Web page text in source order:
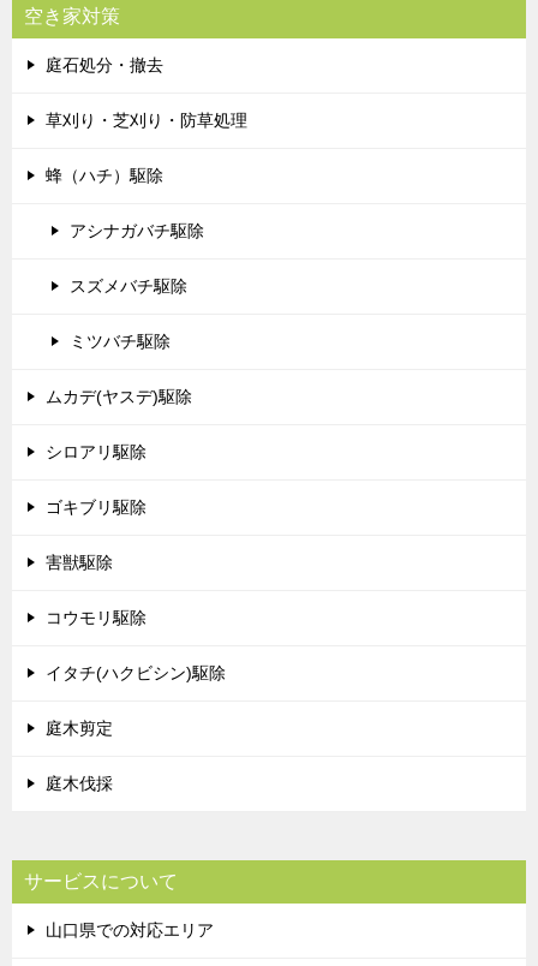
空き家対策
庭石処分・撤去
草刈り・芝刈り・防草処理
蜂（ハチ）駆除
アシナガバチ駆除
スズメバチ駆除
ミツバチ駆除
ムカデ(ヤスデ)駆除
シロアリ駆除
ゴキブリ駆除
害獣駆除
コウモリ駆除
イタチ(ハクビシン)駆除
庭木剪定
庭木伐採
サービスについて
山口県での対応エリア